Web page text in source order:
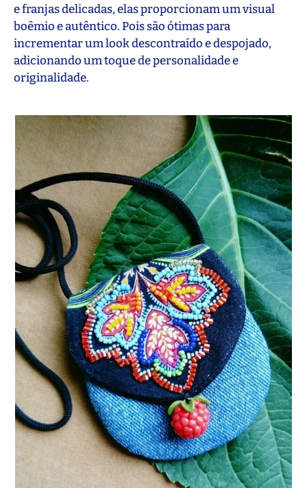
e franjas delicadas, elas proporcionam um visual
boêmio e autêntico. Pois são ótimas para
incrementar um look descontraído e despojado,
adicionando um toque de personalidade e
originalidade.